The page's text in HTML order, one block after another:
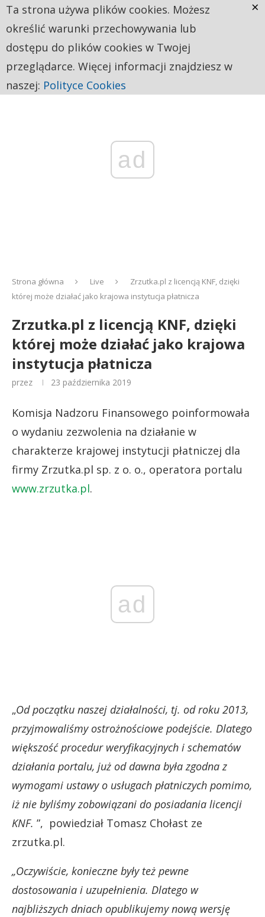
ad
Strona główna Live
Zrzutka.pl z licencją KNF, dzięki
której może działać jako krajowa instytucja płatnicza
Zrzutka.pl z licencją KNF, dzięki
której może działać jako krajowa
instytucja płatnicza
przez 23 października 2019
Komisja Nadzoru Finansowego poinformowała
o wydaniu zezwolenia na działanie w
charakterze krajowej instytucji płatniczej dla
firmy Zrzutka.pl sp. z o. o., operatora portalu
www.zrzutka.pl.
ad
„Od początku naszej działalności, tj. od roku 2013,
przyjmowaliśmy ostrożnościowe podejście. Dlatego
większość procedur weryfikacyjnych i schematów
działania portalu, już od dawna była zgodna z
wymogami ustawy o usługach płatniczych pomimo,
iż nie byliśmy zobowiązani do posiadania licencji
KNF. ”, powiedział Tomasz Chołast ze
zrzutka.pl.
„Oczywiście, konieczne były też pewne
dostosowania i uzupełnienia. Dlatego w
najbliższych dniach opublikujemy nową wersję
Ta strona używa plików cookies. Możesz
określić warunki przechowywania lub
dostępu do plików cookies w Twojej
przeglądarce. Więcej informacji znajdziesz w
naszej: Polityce Cookies
×